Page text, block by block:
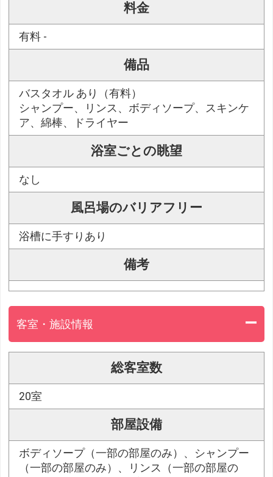
料金
有料 -
備品
バスタオル あり（有料）
シャンプー、リンス、ボディソープ、スキンケ
ア、綿棒、ドライヤー
浴室ごとの眺望
なし
風呂場のバリアフリー
浴槽に手すりあり
備考
客室・施設情報
総客室数
20室
部屋設備
ボディソープ（一部の部屋のみ）、シャンプー
（一部の部屋のみ）、リンス（一部の部屋の